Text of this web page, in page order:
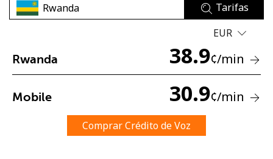
No se ha creado una contraseña
Mínimo 8 caracteres
Un caracter especial
Tarifas
EUR
Rwanda 38.9¢/min
Mobile 30.9¢/min
Comprar Crédito de Voz